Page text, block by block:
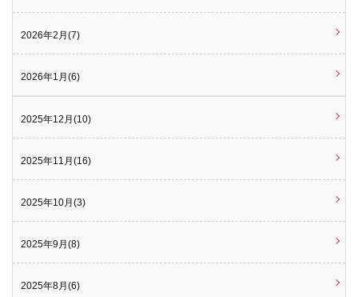
2026年2月(7)
2026年1月(6)
2025年12月(10)
2025年11月(16)
2025年10月(3)
2025年9月(8)
2025年8月(6)